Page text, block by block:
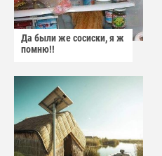
Да были же сосиски, я ж
помню!!